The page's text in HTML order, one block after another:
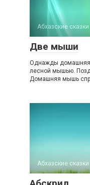
Абхазские сказки
Две мыши
Однажды домашняя
лесной мышью.
Домашняя мышь
Абхазские сказки